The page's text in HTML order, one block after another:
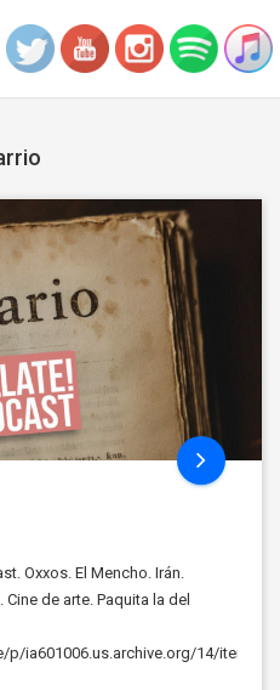
Oxxos. El Mencho. Irán.
de arte. Paquita la del
ia601006.us.archive.org/14/items/